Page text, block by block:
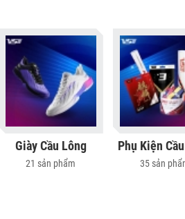
Giày Cầu Lông
21 sản phẩm
Phụ Kiện
35 sản